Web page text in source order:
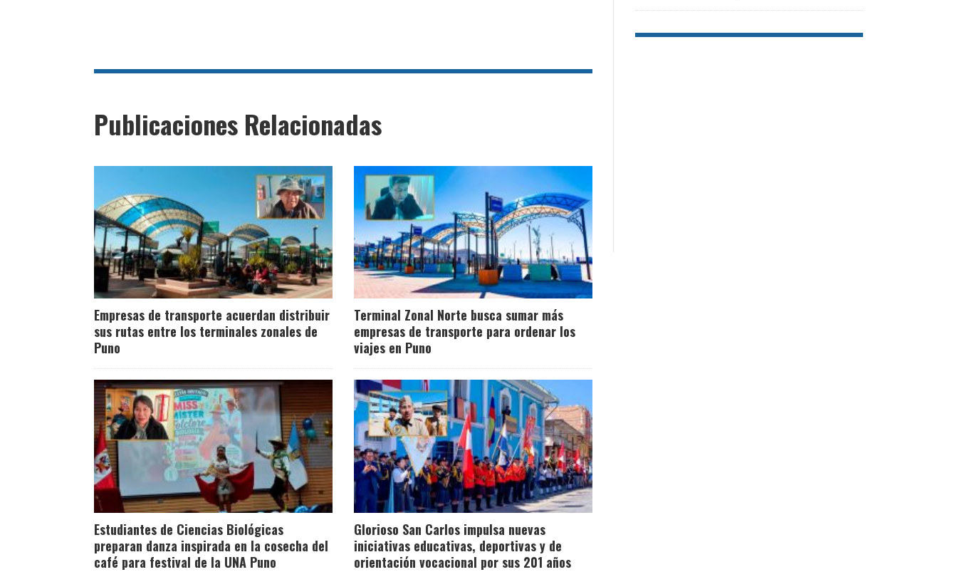
Publicaciones Relacionadas
Empresas de transporte acuerdan distribuir
sus rutas entre los terminales zonales de
Puno
Terminal Zonal Norte busca sumar más
empresas de transporte para ordenar los
viajes en Puno
Estudiantes de Ciencias Biológicas
preparan danza inspirada en la cosecha del
café para festival de la UNA Puno
Glorioso San Carlos impulsa nuevas
iniciativas educativas, deportivas y de
orientación vocacional por sus 201 años